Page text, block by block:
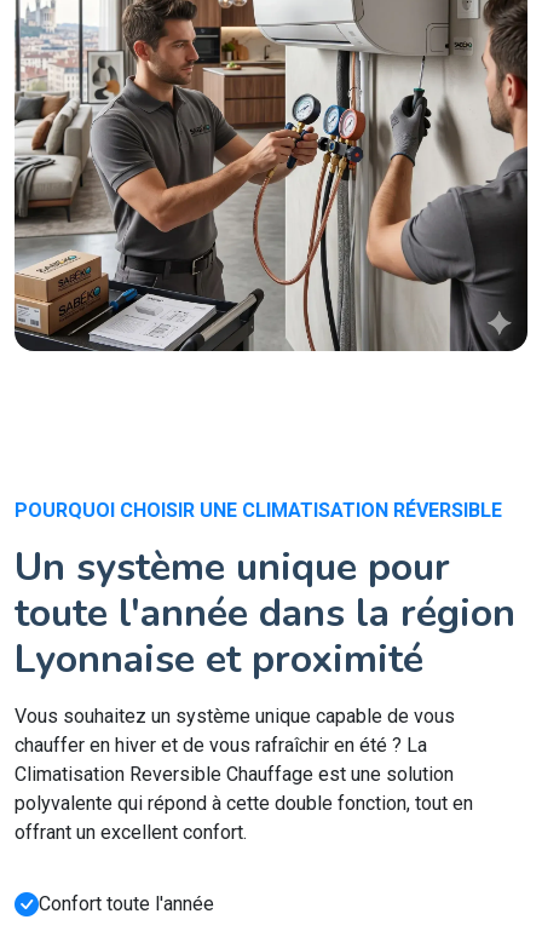
POURQUOI CHOISIR UNE CLIMATISATION RÉVERSIBLE
Un système unique pour
toute l'année dans la région
Lyonnaise et proximité
Vous souhaitez un système unique capable de vous
chauffer en hiver et de vous rafraîchir en été ? La
Climatisation Reversible Chauffage est une solution
polyvalente qui répond à cette double fonction, tout en
offrant un excellent confort.
Confort toute l'année